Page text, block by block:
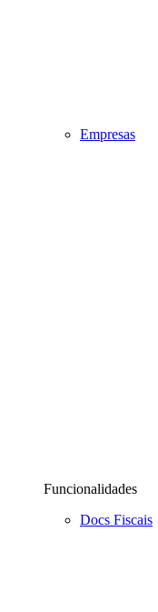
Empresas
Funcionalidades
Docs Fiscais